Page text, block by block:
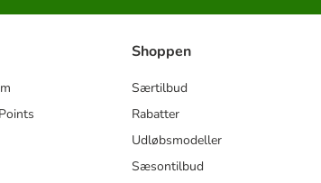
Shoppen
Særtilbud
Rabatter
Udløbsmodeller
Sæsontilbud